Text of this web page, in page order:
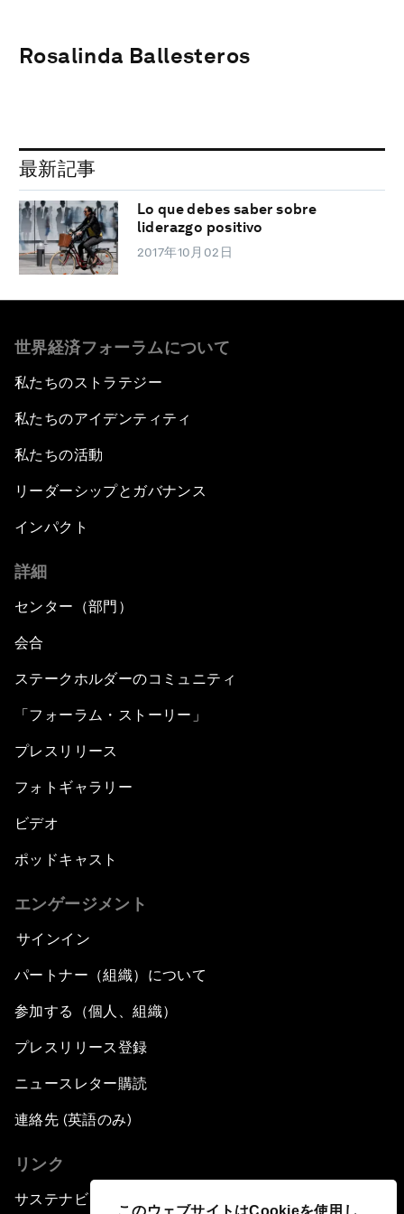
このウェブサイトはCookieを使用し
Rosalinda Ballesteros
最新記事
Lo que debes saber sobre
liderazgo positivo
2017年10月02日
世界経済フォーラムについて
私たちのストラテジー
私たちのアイデンティティ
私たちの活動
リーダーシップとガバナンス
インパクト
詳細
センター（部門）
会合
ステークホルダーのコミュニティ
「フォーラム・ストーリー」
プレスリリース
フォトギャラリー
ビデオ
ポッドキャスト
エンゲージメント
サインイン
パートナー（組織）について
参加する（個人、組織）
プレスリリース登録
ニュースレター購読
連絡先 (英語のみ)
リンク
サステナビリティへの取り組み